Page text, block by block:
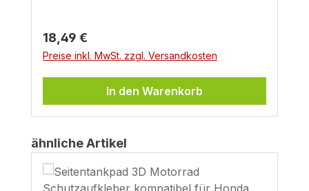
Regulärer Preis:
18,49 €
Preise inkl. MwSt. zzgl. Versandkosten
In den Warenkorb
Produktgalerie überspringen
ähnliche Artikel